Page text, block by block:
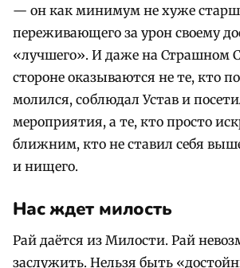
— он как минимум не хуже
переживающего за урон своему
«лучшего». И даже на Страшном
стороне оказываются не те, кто
молился, соблюдал Устав и
мероприятия, а те, кто просто
ближним, кто не ставил себя
и нищего.
Нас ждет милость
Рай даётся из Милости. Рай
заслужить. Нельзя быть